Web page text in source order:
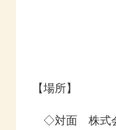
【場所】
◇対面 株式会